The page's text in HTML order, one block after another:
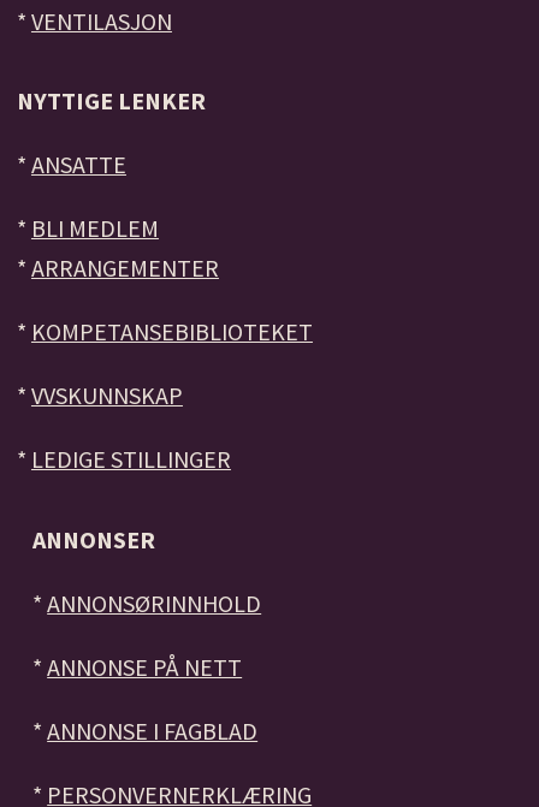
* VENTILASJON
NYTTIGE LENKER
* ANSATTE
* BLI MEDLEM
* ARRANGEMENTER
* KOMPETANSEBIBLIOTEKET
* VVSKUNNSKAP
* LEDIGE STILLINGER
ANNONSER
*ANNONSØRINNHOLD
*ANNONSE PÅ NETT
*ANNONSE I FAGBLAD
* PERSONVERNERKLÆRING